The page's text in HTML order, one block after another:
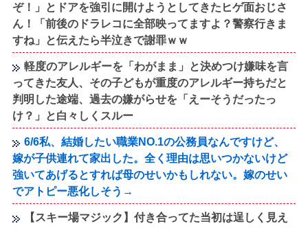
ぞ！」とドアを強引に開けようとしてきたヒゲ面おじさ
ん！「前後のドラレコに全部映ってますよ？警察行きま
すね」と伝えたら半泣きで謝罪ｗｗ
軽度のアレルギーを「わがまま」と決めつけ嫌味を言
ってきた友人、その子どもが重度のアレルギー持ちだと
判明した途端、過去の嫌がらせを「えーそうだったっ
け？」と白々しくスルー
6/6私、結婚したい職業NO.1の公務員なんですけど、
嫁が子供連れて家出した。全く理由は思いつかないけど
強いてあげるとすれば母のせいかもしれない。嫁のせい
でアトピー悪化しそう→
【スキー場マジック】付き合ってた当初は逞しく見え